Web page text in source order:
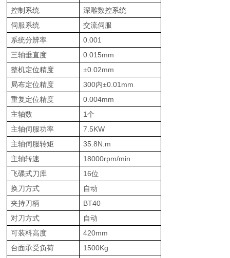
控制系统
深雕数控系统
伺服系统
交流伺服
系统分辨率
0.001
三轴垂直度
0.015mm
整机定位精度
±0.02mm
局布定位精度
300内±0.01mm
重复定位精度
0.004mm
主轴数
1个
主轴伺服功率
7.5KW
主轴伺服转矩
35.8N.m
主轴转速
18000rpm/min
飞碟式刀库
16位
换刀方式
自动
夹持刀柄
BT40
对刀方式
自动
可装料高度
420mm
台面承受负荷
1500Kg